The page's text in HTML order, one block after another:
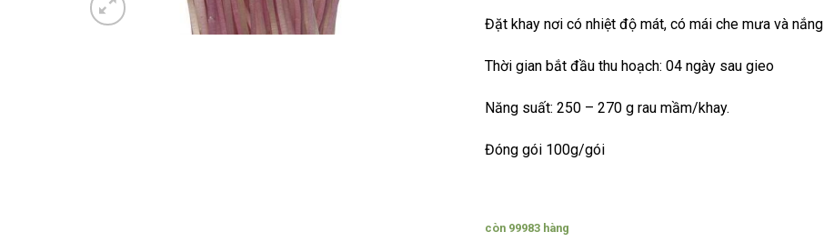
Đặt khay nơi có nhiệt độ mát, có mái che mưa và nắng
Thời gian bắt đầu thu hoạch: 04 ngày sau gieo
Năng suất: 250 – 270 g rau mầm/khay.
Đóng gói 100g/gói
còn 99983 hàng